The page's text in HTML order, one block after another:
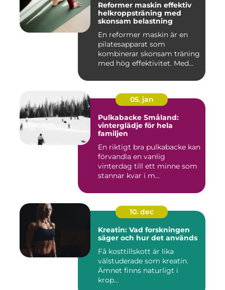
Reformer maskin effektiv
helkroppsträning med
skonsam belastning
En reformer maskin är en
pilatesapparat som
kombinerar skonsam träning
med hög effektivitet. Med
05. jan
Pulkabacke Småland:
vinterglädje för hela
familjen
En riktigt bra pulkabacke kan
förvandla en vanlig
vinterdag till ett minne som
stannar kvar i m...
10. dec
Kreatin: Vad forskningen
säger och hur det används
Få kosttillskott är lika
välstuderade som kreatin.
Ämnet finns naturligt i
krop...